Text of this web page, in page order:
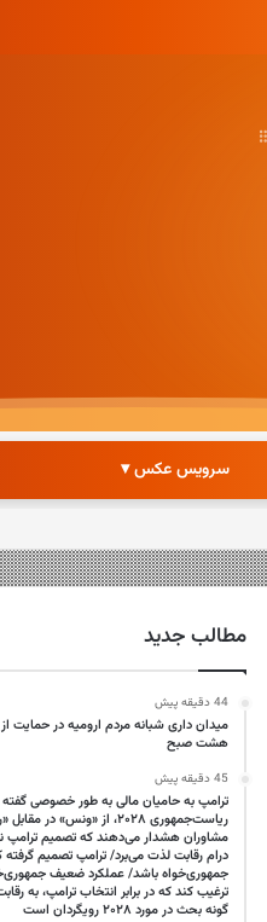
سرویس عکس ▾
مطالب جدید
44 دقیقه پیش
میدان داری شبانه مردم ارومیه در حمایت
هشت صبح
45 دقیقه پیش
ترامپ به حامیان مالی به طور خصوصی گفته
ریاست‌جمهوری ۲۰۲۸، از «ونس»
مشاوران هشدار می‌دهند که تصمیم ترامپ
درام رقابت لذت می‌برد/ ترامپ تصمیم
جمهوری‌خواه باشد/ عملکرد ضعیف
ترغیب کند که در برابر انتخاب ترامپ، به
گونه بحث در مورد ۲۰۲۸ رویگردان است